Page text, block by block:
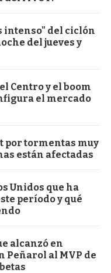
intenso" del ciclón
del jueves y
Centro y el boom
el mercado
por tormentas muy
están afectadas
Unidos que ha
período y qué
alcanzó en
Peñarol al MVP de